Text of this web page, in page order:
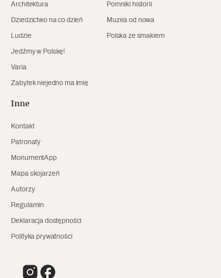
Popularne
Świat
Popularne
Architektura
Dziedzictwo na co dzień
Ludzie
Jedźmy w Polskę!
Varia
Zabytek niejedno ma imię
Pomniki historii
Muzea od nowa
Polska ze smakiem
Inne
Kontakt
Patronaty
MonumentApp
Mapa skojarzeń
Autorzy
Regulamin
Deklaracja dostępności
Polityka prywatności